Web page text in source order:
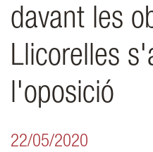
davant les
Llicorelles
l'oposició
22/05/2020